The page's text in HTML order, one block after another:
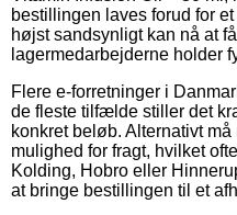
bestillingen laves forud for
højst sandsynligt kan nå at
lagermedarbejderne holder
Flere e-forretninger i
de fleste tilfælde stiller det
konkret beløb. Alternativt
mulighed for fragt, hvilket
Kolding, Hobro eller
at bringe bestillingen til et